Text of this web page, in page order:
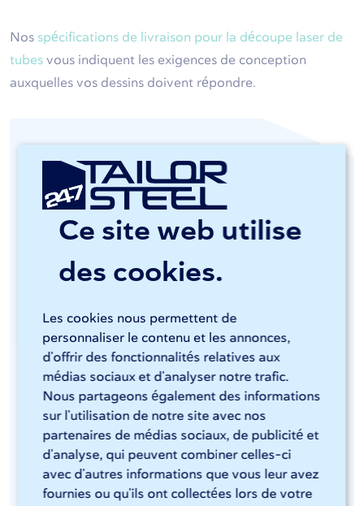
Ce site web utilise
des cookies.
Les cookies nous permettent de
personnaliser le contenu et les annonces,
d'offrir des fonctionnalités relatives aux
médias sociaux et d'analyser notre trafic.
Nous partageons également des informations
sur l'utilisation de notre site avec nos
partenaires de médias sociaux, de publicité et
d'analyse, qui peuvent combiner celles-ci
avec d'autres informations que vous leur avez
fournies ou qu'ils ont collectées lors de votre
Nos spécifications de livraison pour la découpe laser de
tubes vous indiquent les exigences de conception
auxquelles vos dessins doivent répondre.
Qualité et tolérances
Chez 247TailorSteel, nous découpons des tubes,
des profilés et des profilés en U à l'aide de lasers
à tubes
Adige et TRUMPF. Ces machines sont
spécialement conçues pour un usinage
nettes, des positions précises des trous et des
découpes et des pièces qui sont immédiatement
prêtes à être transformées ou assemblées.
Les pièces sont conformes aux normes
européennes communes, telles que EN 10219, EN
10210 et EN 10305. Ces normes décrivent, entre
autres, les tolérances dimensionnelles et de